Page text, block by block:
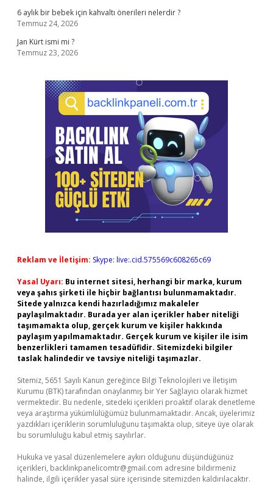
6 aylık bir bebek için kahvaltı önerileri nelerdir ?
Temmuz 24, 2026
Jan Kürt ismi mi ?
Temmuz 23, 2026
Reklam ve İletişim: Skype: live:.cid.575569c608265c69
Yasal Uyarı: Bu internet sitesi, herhangi bir marka, kurum
veya şahıs şirketi ile hiçbir bağlantısı bulunmamaktadır.
Sitede yalnızca kendi hazırladığımız makaleler
paylaşılmaktadır. Burada yer alan içerikler haber niteliği
taşımamakta olup, gerçek kurum ve kişiler hakkında
paylaşım yapılmamaktadır. Gerçek kurum ve kişiler ile isim
benzerlikleri tamamen tesadüfidir. Sitemizdeki bilgiler
taslak halindedir ve tavsiye niteliği taşımazlar.
Sitemiz, 5651 Sayılı Kanun gereğince Bilgi Teknolojileri ve İletişim
Kurumu (BTK) tarafından onaylanmış bir Yer Sağlayıcı olarak hizmet
vermektedir. Bu nedenle, sitedeki içerikleri proaktif olarak denetleme
veya araştırma yükümlülüğümüz bulunmamaktadır. Ancak, üyelerimiz
yazdıkları içeriklerin sorumluluğunu taşımakta olup, siteye üye olarak
bu sorumluluğu kabul etmiş sayılırlar.
Hukuka ve yasal düzenlemelere aykırı olduğunu düşündüğünüz
içerikleri, backlinkpanelicomtr@gmail.com adresine bildirmeniz
halinde, ilgili içerikler yasal süre içerisinde sitemizden kaldırılacaktır.